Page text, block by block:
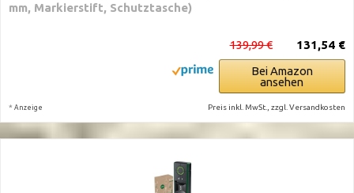
mm, Markierstift, Schutztasche)
131,54 €
139,99 €
Bei Amazon
ansehen
* Anzeige Preis inkl. MwSt., zzgl. Versandkosten